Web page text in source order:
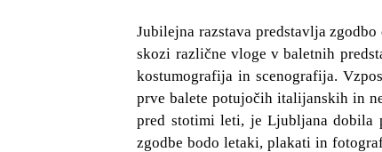
Jubilejna razstava predstavlja
skozi različne vloge v baletnih
kostumografija in scenografija.
prve balete potujočih italijanskih in
pred stotimi leti, je Ljubljana dobila
zgodbe bodo letaki, plakati in